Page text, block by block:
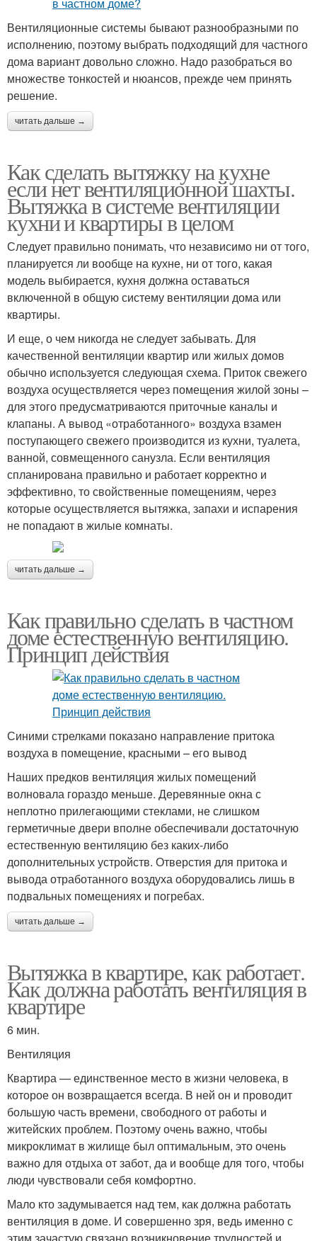
Вентиляционные системы бывают разнообразными по
исполнению, поэтому выбрать подходящий для частного
дома вариант довольно сложно. Надо разобраться во
множестве тонкостей и нюансов, прежде чем принять
решение.
читать дальше →
Как сделать вытяжку на кухне
если нет вентиляционной шахты.
Вытяжка в системе вентиляции
кухни и квартиры в целом
Следует правильно понимать, что независимо ни от того,
планируется ли вообще на кухне, ни от того, какая
модель выбирается, кухня должна оставаться
включенной в общую систему вентиляции дома или
квартиры.
И еще, о чем никогда не следует забывать. Для
качественной вентиляции квартир или жилых домов
обычно используется следующая схема. Приток свежего
воздуха осуществляется через помещения жилой зоны –
для этого предусматриваются приточные каналы и
клапаны. А вывод «отработанного» воздуха взамен
поступающего свежего производится из кухни, туалета,
ванной, совмещенного санузла. Если вентиляция
спланирована правильно и работает корректно и
эффективно, то свойственные помещениям, через
которые осуществляется вытяжка, запахи и испарения
не попадают в жилые комнаты.
читать дальше →
Как правильно сделать в частном
доме естественную вентиляцию.
Принцип действия
Синими стрелками показано направление притока
воздуха в помещение, красными – его вывод
Наших предков вентиляция жилых помещений
волновала гораздо меньше. Деревянные окна с
неплотно прилегающими стеклами, не слишком
герметичные двери вполне обеспечивали достаточную
естественную вентиляцию без каких-либо
дополнительных устройств. Отверстия для притока и
вывода отработанного воздуха оборудовались лишь в
подвальных помещениях и погребах.
читать дальше →
Вытяжка в квартире, как работает.
Как должна работать вентиляция в
квартире
6 мин.
Вентиляция
Квартира — единственное место в жизни человека, в
которое он возвращается всегда. В ней он и проводит
большую часть времени, свободного от работы и
житейских проблем. Поэтому очень важно, чтобы
микроклимат в жилище был оптимальным, это очень
важно для отдыха от забот, да и вообще для того, чтобы
люди чувствовали себя комфортно.
Мало кто задумывается над тем, как должна работать
вентиляция в доме. И совершенно зря, ведь именно с